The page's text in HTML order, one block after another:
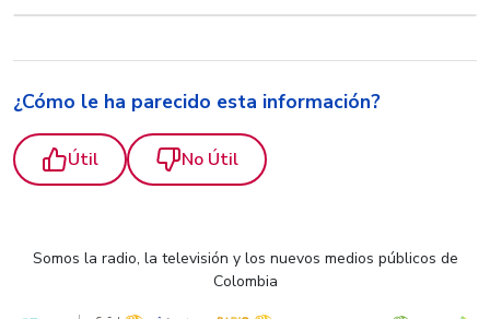
¿Cómo le ha parecido esta información?
Útil No Útil
Somos la radio, la televisión y los nuevos medios públicos de
Colombia